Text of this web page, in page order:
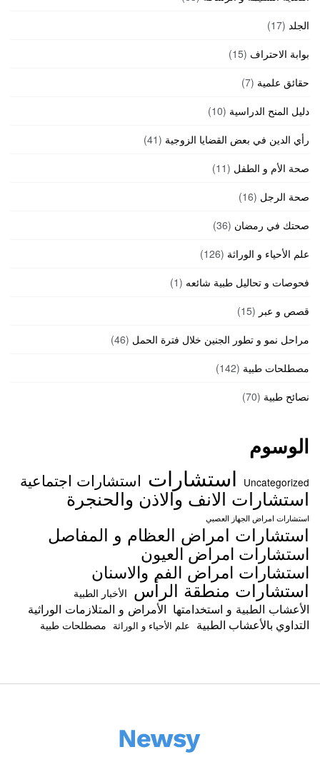
الجلد (17)
بوابة الاحتراف (15)
حقائق علمية (7)
دليل المنح الدراسية (10)
رأي الدين في بعض القضايا الزوجية (41)
صحة الأم و الطفل (11)
صحة الرجل (16)
صحتك في رمضان (36)
علم الأحياء و الوراثة (126)
فحوصات و تحاليل طبية شائعه (1)
قصص و عبر (15)
مراحل نمو و تطور الجنين خلال فترة الحمل (46)
مصطلحات طبية (142)
نصائح طبية (70)
الوسوم
Uncategorized استشارات استشارات اجتماعية
استشارات الانف والاذن والحنجرة
استشارات امراض الجهاز العصبي
استشارات امراض العظام و المفاصل
استشارات امراض العيون
استشارات امراض الفم والاسنان
استشارات منطقة الرأس الأخبار الطبية
الأعشاب الطبية و استخدامتها الأمراض و المتلازمات الوراثية
التداوي بالأعشاب الطبية علم الأحياء و الوراثة مصطلحات طبية